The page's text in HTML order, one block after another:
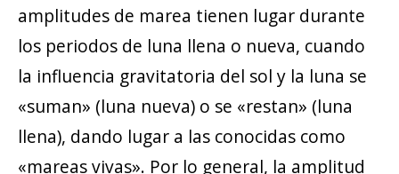
amplitudes de marea tienen lugar durante
los periodos de luna llena o nueva, cuando
la influencia gravitatoria del sol y la luna se
«suman» (luna nueva) o se «restan» (luna
llena), dando lugar a las conocidas como
«mareas vivas». Por lo general, la amplitud